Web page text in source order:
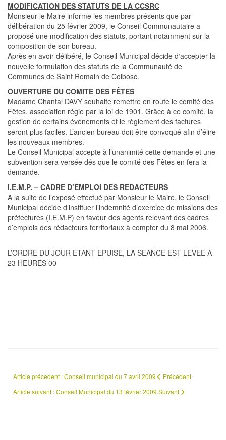
MODIFICATION DES STATUTS DE LA CCSRC
Monsieur le Maire informe les membres présents que par
délibération du 25 février 2009, le Conseil Communautaire a
proposé une modification des statuts, portant notamment sur la
composition de son bureau.
Après en avoir délibéré, le Conseil Municipal décide d‘accepter la
nouvelle formulation des statuts de la Communauté de
Communes de Saint Romain de Colbosc.
OUVERTURE DU COMITE DES FÊTES
Madame Chantal DAVY souhaite remettre en route le comité des
Fêtes, association régie par la loi de 1901. Grâce à ce comité, la
gestion de certains événements et le règlement des factures
seront plus faciles. L’ancien bureau doit être convoqué afin d’élire
les nouveaux membres.
Le Conseil Municipal accepte à l’unanimité cette demande et une
subvention sera versée dés que le comité des Fêtes en fera la
demande.
I.E.M.P. – CADRE D’EMPLOI DES REDACTEURS
A la suite de l’exposé effectué par Monsieur le Maire, le Conseil
Municipal décide d’instituer l’indemnité d’exercice de missions des
préfectures (I.E.M.P) en faveur des agents relevant des cadres
d’emplois des rédacteurs territoriaux à compter du 8 mai 2006.
L’ORDRE DU JOUR ETANT EPUISE, LA SEANCE EST LEVEE A
23 HEURES 00
Article précédent : Conseil municipal du 7 avril 2009
Précédent
Article suivant : Conseil Municipal du 13 février 2009 Suivant